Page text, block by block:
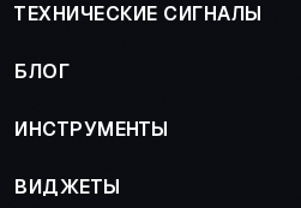
ТЕХНИЧЕСКИЕ СИГНАЛЫ
БЛОГ
ИНСТРУМЕНТЫ
ВИДЖЕТЫ